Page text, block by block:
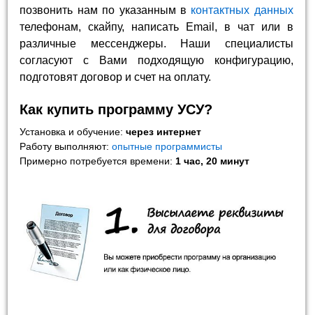
позвонить нам по указанным в контактных данных
телефонам, скайпу, написать Email, в чат или в
различные мессенджеры. Наши специалисты
согласуют с Вами подходящую конфигурацию,
подготовят договор и счет на оплату.
Как купить программу УСУ?
Установка и обучение:через интернет
Работу выполняют:опытные программисты
Примерно потребуется времени: 1 час, 20 минут